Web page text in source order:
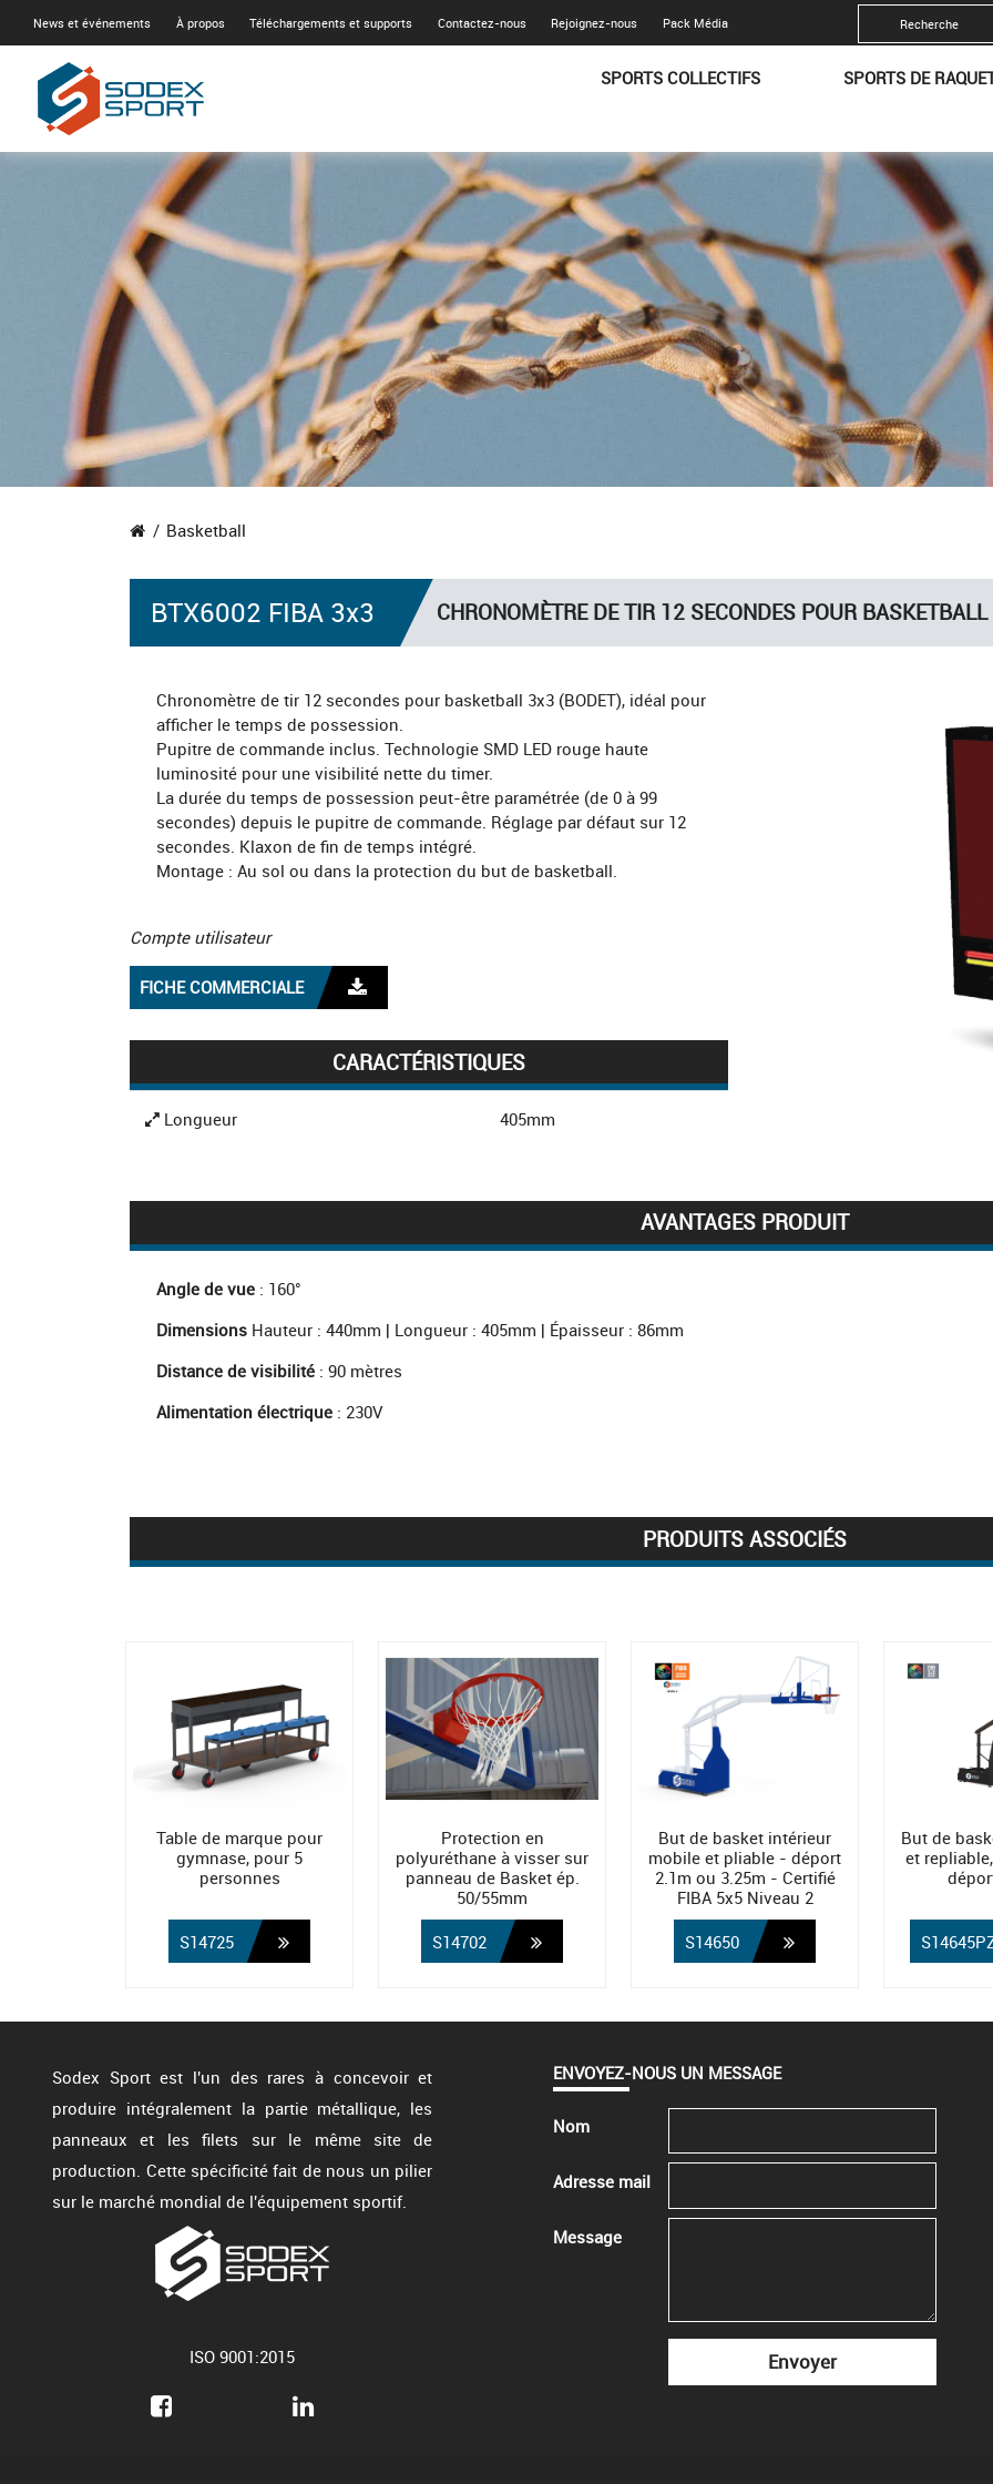
News et événements À propos Téléchargements et supports Contactez-nous Rejoignez-nous Pack Média
SPORTS COLLECTIFS SPORTS DE
Basketball
BTX6002 FIBA 3x3 CHRONOMÈTRE DE TIR 12 SECONDES POUR
Chronomètre de tir 12 secondes pour basketball 3x3 (BODET), idéal pour
afficher le temps de possession.
Pupitre de commande inclus. Technologie SMD LED rouge haute
luminosité pour une visibilité nette du timer.
La durée du temps de possession peut-être paramétrée (de 0 à 99
secondes) depuis le pupitre de commande. Réglage par défaut sur 12
secondes. Klaxon de fin de temps intégré.
Montage : Au sol ou dans la protection du but de basketball.
Compte utilisateur
FICHE COMMERCIALE
CARACTÉRISTIQUES
Longueur 405mm
Poids
AVANTAGES PRODUIT
Angle de vue: 160°
DimensionsHauteur : 440mm | Longueur : 405mm | Épaisseur : 86mm
Distance de visibilité : 90 mètres
Alimentation électrique : 230V
PRODUITS ASSOCIÉS
Table de marque pour
gymnase, pour 5
personnes
S14725
Protection en
polyuréthane à visser sur
panneau de Basket ép.
50/55mm
S14702
But de basket intérieur
mobile et pliable - déport
2.1m ou 3.25m - Certifié
FIBA 5x5 Niveau 2
S14650
But de
et
Sodex Sport est l'un des rares à concevoir et
produire intégralement la partie métallique, les
panneaux et les filets sur le même site de
production. Cette spécificité fait de nous un pilier
sur le marché mondial de l'équipement sportif.
ISO 9001:2015
ENVOYEZ-NOUS UN MESSAGE
Nom
Adresse mail
Message